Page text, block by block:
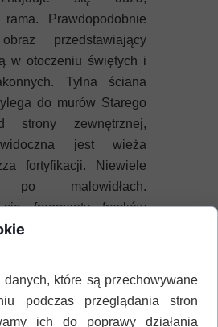
rama. Prawdopodobnie
przedstawiający
w otoczeniu świętych i
Tylna ściana
do murów Starego
strony zewnętrznej,
jest wieża
fortyfikacji. Niewiele
po malowidłach.
się fragmenty fresków
Matkę Boską z
Jezus na jednej z
danych, które są przechowywane
podczas przeglądania stron
ich do poprawy działania